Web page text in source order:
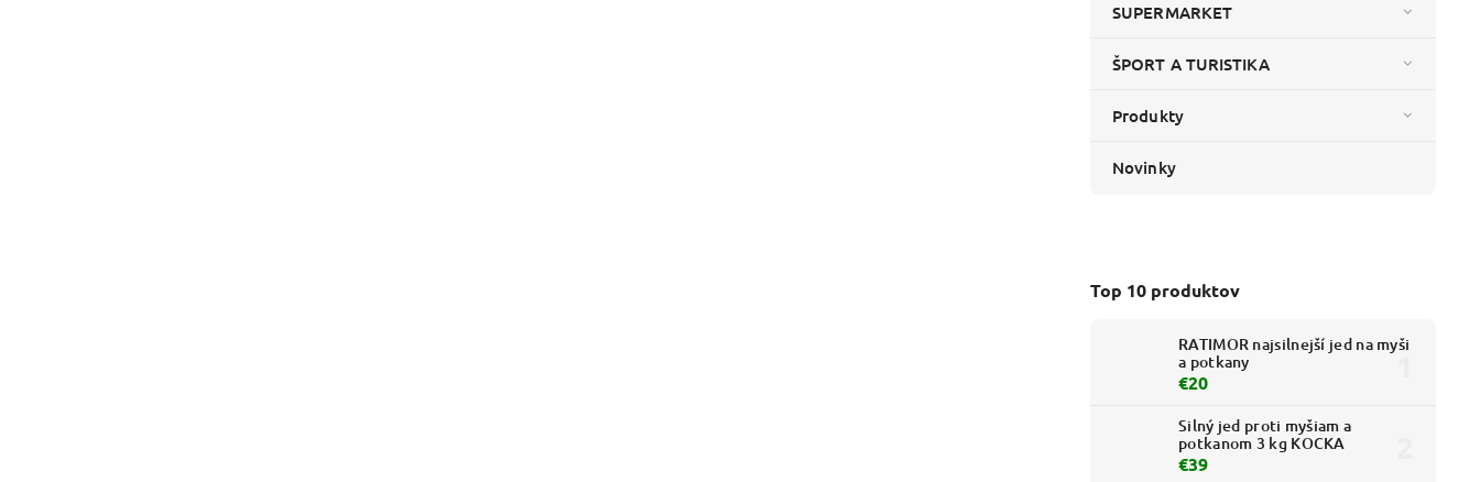
SUPERMARKET
ŠPORT A TURISTIKA
Produkty
Novinky
Top 10 produktov
RATIMOR najsilnejší jed na myši
a potkany
€20
Silný jed proti myšiam a
potkanom 3 kg KOCKA
€39